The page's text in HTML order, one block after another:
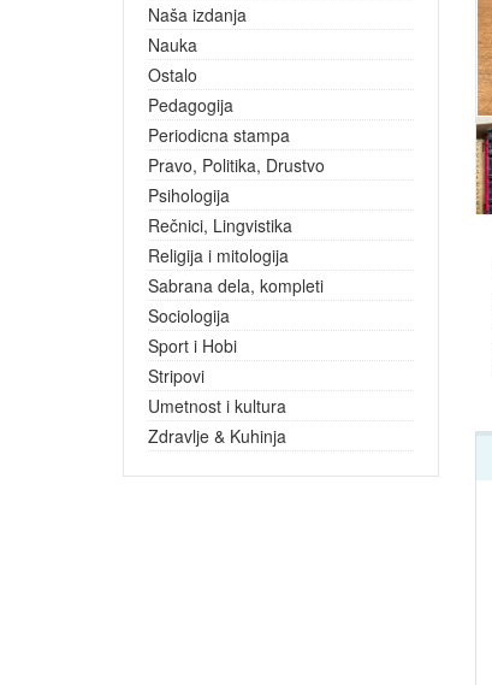
Naša izdanja
Nauka
Ostalo
Pedagogija
Periodicna stampa
Pravo, Politika, Drustvo
Psihologija
Rečnici, Lingvistika
Religija i mitologija
Sabrana dela, kompleti
Sociologija
Sport i Hobi
Stripovi
Umetnost i kultura
Zdravlje & Kuhinja